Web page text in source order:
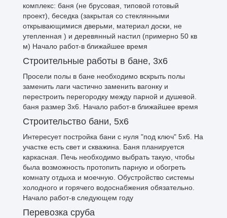
комплекс: баня (не брусовая, типовой готовый
проект), беседка (закрытая со стеклянными
открывающимися дверьми, материал доски, не
утепленная ) и деревянный настил (примерно 50 кв
м) Начало работ-в ближайшее время
Строительные работы в бане, 3х6
Просели полы в бане необходимо вскрыть полы
заменить лаги частично заменить вагонку и
перестроить перегородку между парной и душевой.
баня размер 3х6. Начало работ-в ближайшее время
Строительство бани, 5х6
Интересует постройка бани с нуля "под ключ" 5х6. На
участке есть свет и скважина. Баня планируется
каркасная. Печь необходимо выбрать такую, чтобы
была возможность протопить парную и обогреть
комнату отдыха и моечную. Обустройство системы
холодного и горячего водоснабжения обязательно.
Начало работ-в следующем году
Перевозка сруба